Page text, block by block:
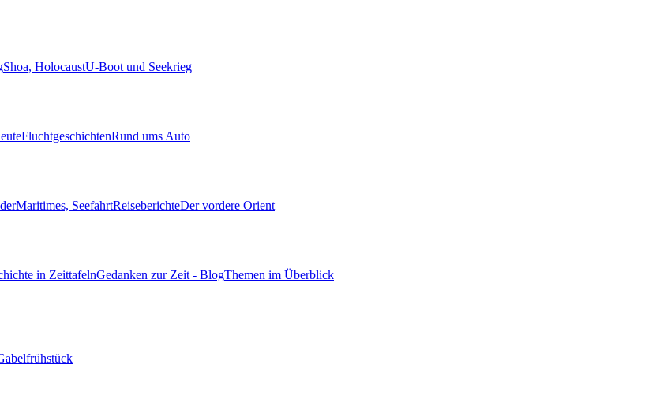
Shoa, HolocaustU-Boot und Seekrieg
FluchtgeschichtenRund ums Auto
Maritimes, SeefahrtReiseberichteDer vordere Orient
in ZeittafelnGedanken zur Zeit - BlogThemen im Überblick